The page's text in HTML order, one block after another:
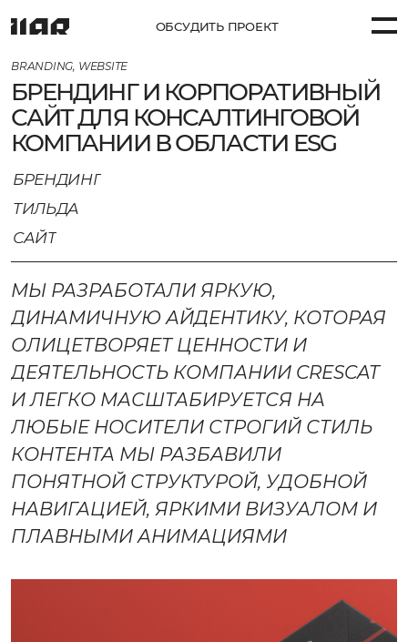
ОБСУДИТЬ ПРОЕКТ
BRANDING, WEBSITE
БРЕНДИНГ И КОРПОРАТИВНЫЙ
САЙТ ДЛЯ КОНСАЛТИНГОВОЙ
КОМПАНИИ В ОБЛАСТИ ESG
МЫ РАЗРАБОТАЛИ ЯРКУЮ,
ДИНАМИЧНУЮ АЙДЕНТИКУ, КОТОРАЯ
ОЛИЦЕТВОРЯЕТ ЦЕННОСТИ И
ДЕЯТЕЛЬНОСТЬ КОМПАНИИ CRESCAT
И ЛЕГКО МАСШТАБИРУЕТСЯ НА
ЛЮБЫЕ НОСИТЕЛИ СТРОГИЙ СТИЛЬ
КОНТЕНТА МЫ РАЗБАВИЛИ
ПОНЯТНОЙ СТРУКТУРОЙ, УДОБНОЙ
НАВИГАЦИЕЙ, ЯРКИМИ ВИЗУАЛОМ И
ПЛАВНЫМИ АНИМАЦИЯМИ
БРЕНДИНГ
ТИЛЬДА
САЙТ
ПРОЕКТЫ (58)
УСЛУГИ
КОМПАНИЯ
КОНТАКТЫ